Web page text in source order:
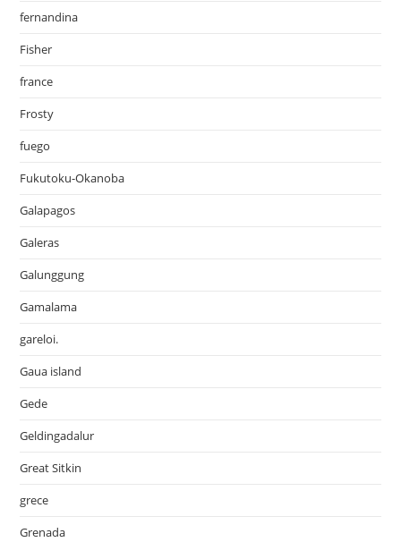
fernandina
Fisher
france
Frosty
fuego
Fukutoku-Okanoba
Galapagos
Galeras
Galunggung
Gamalama
gareloi.
Gaua island
Gede
Geldingadalur
Great Sitkin
grece
Grenada